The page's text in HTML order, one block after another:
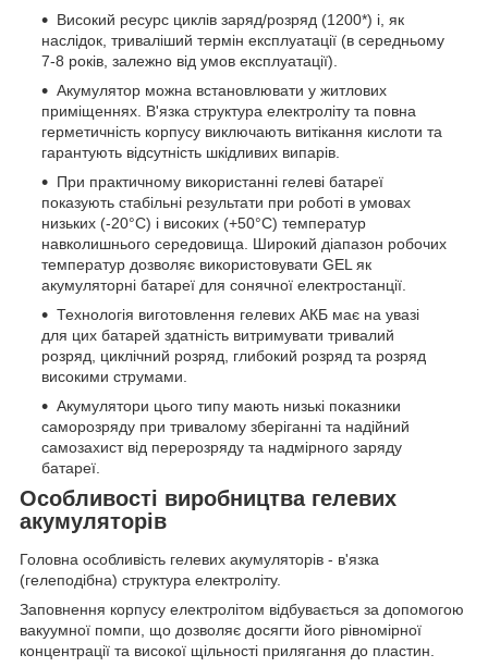
Високий ресурс циклів заряд/розряд (1200*) і, як
наслідок, триваліший термін експлуатації (в середньому
7-8 років, залежно від умов експлуатації).
Акумулятор можна встановлювати у житлових
приміщеннях. В'язка структура електроліту та повна
герметичність корпусу виключають витікання кислоти та
гарантують відсутність шкідливих випарів.
При практичному використанні гелеві батареї
показують стабільні результати при роботі в умовах
низьких (-20°С) і високих (+50°С) температур
навколишнього середовища. Широкий діапазон робочих
температур дозволяє використовувати GEL як
акумуляторні батареї для сонячної електростанції.
Технологія виготовлення гелевих АКБ має на увазі
для цих батарей здатність витримувати тривалий
розряд, циклічний розряд, глибокий розряд та розряд
високими струмами.
Акумулятори цього типу мають низькі показники
саморозряду при тривалому зберіганні та надійний
самозахист від перерозряду та надмірного заряду
батареї.
Особливості виробництва гелевих
акумуляторів
Головна особливість гелевих акумуляторів - в'язка
(гелеподібна) структура електроліту.
Заповнення корпусу електролітом відбувається за допомогою
вакуумної помпи, що дозволяє досягти його рівномірної
концентрації та високої щільності прилягання до пластин.